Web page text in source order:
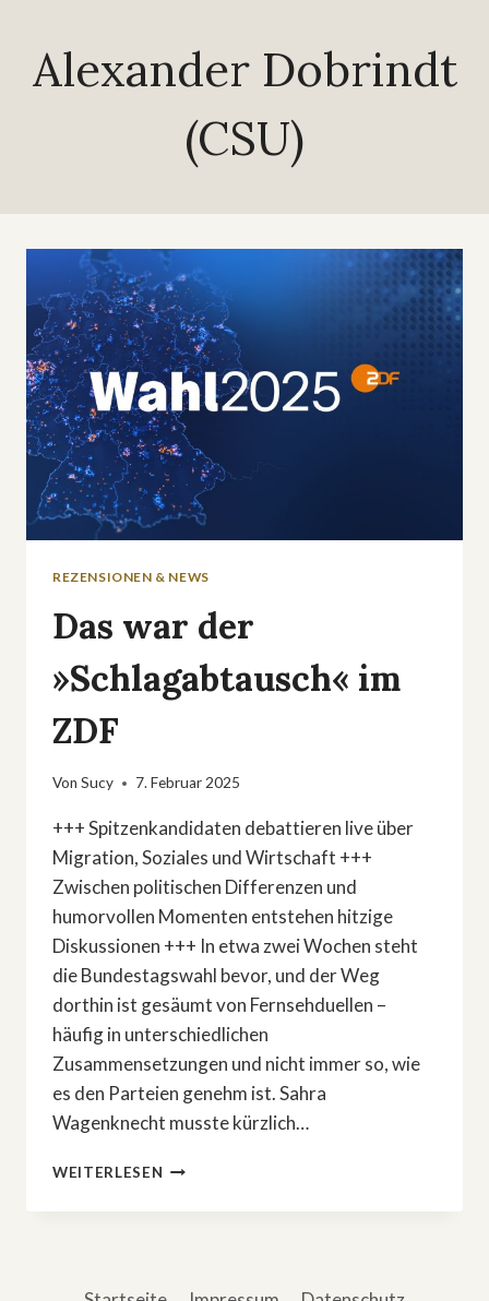
Alexander Dobrindt
(CSU)
REZENSIONEN & NEWS
Das war der
»Schlagabtausch« im
ZDF
Von Sucy 7. Februar 2025
+++ Spitzenkandidaten debattieren live über
Migration, Soziales und Wirtschaft +++
Zwischen politischen Differenzen und
humorvollen Momenten entstehen hitzige
Diskussionen +++ In etwa zwei Wochen steht
die Bundestagswahl bevor, und der Weg
dorthin ist gesäumt von Fernsehduellen –
häufig in unterschiedlichen
Zusammensetzungen und nicht immer so, wie
es den Parteien genehm ist. Sahra
Wagenknecht musste kürzlich…
WEITERLESEN DAS
DER